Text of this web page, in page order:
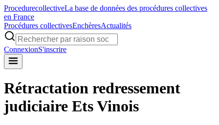
ProcedurecollectiveLa base de données des procédures collectives
en France
Procédures collectivesEnchèresActualités
ConnexionS'inscrire
Rétractation redressement
judiciaire Ets Vinois